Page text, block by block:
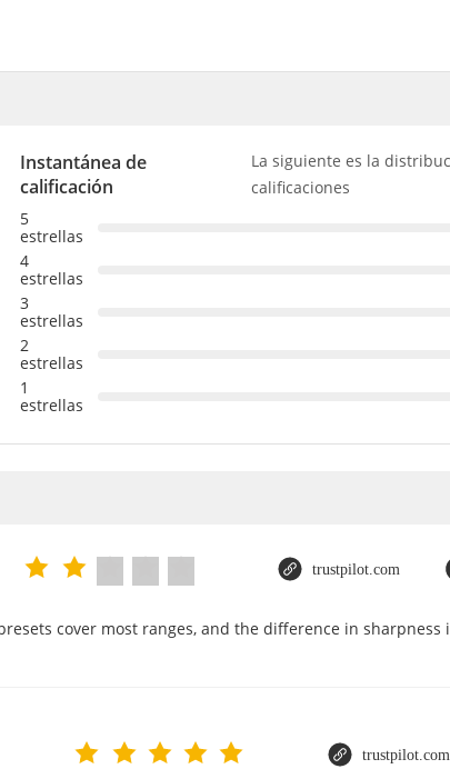
Instantánea de
calificación
La siguiente es la
calificaciones
5
estrellas
4
estrellas
3
estrellas
2
estrellas
1
estrellas
trustpilot.com
cover most ranges, and the difference in sharpness
trustpilot.com